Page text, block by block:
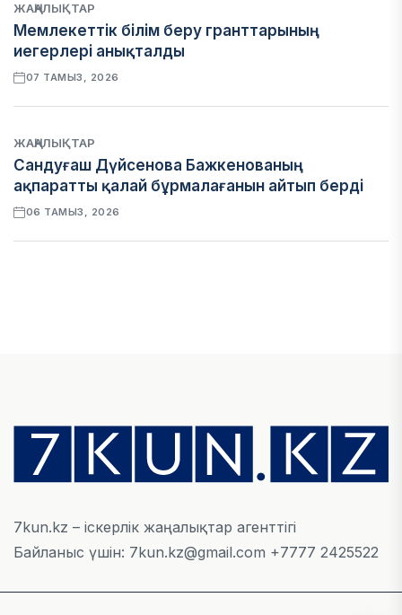
ЖАҢАЛЫҚТАР
Мемлекеттік білім беру гранттарының
иегерлері анықталды
07 ТАМЫЗ, 2026
ЖАҢАЛЫҚТАР
Сандуғаш Дүйсенова Бажкенованың
ақпаратты қалай бұрмалағанын айтып берді
06 ТАМЫЗ, 2026
Алматы қалалық МКД мүлікті сатудан
алынатын салық туралы сұрақтарға жауап
берді
«Бәйтерек» холдингінің инвестициялық және
7kun.kz – іскерлік жаңалықтар агенттігі
Байланыс үшін: 7kun.kz@gmail.com +7777 2425522